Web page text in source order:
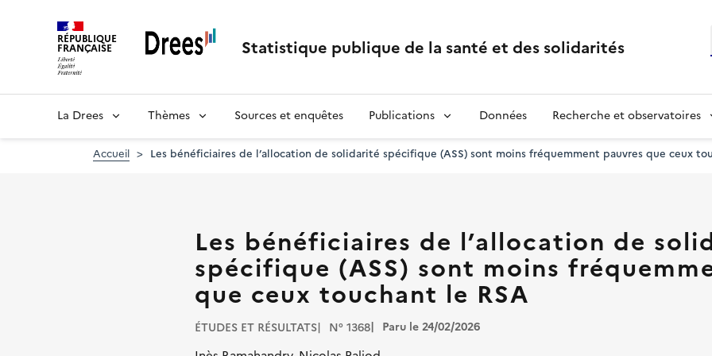
RÉPUBLIQUE
FRANÇAISE Statistique publique de la santé et des solidarités
La Drees Thèmes Sources et enquêtes Publications Données Recherche et observatoires
Accueil Les bénéficiaires de l’allocation de solidarité spécifique (ASS) sont moins fréquemment pauvres que ceux
Les bénéficiaires de l’allocation de
spécifique (ASS) sont moins
que ceux touchant le RSA
ÉTUDES ET RÉSULTATS N° 1368 Paru le 24/02/2026